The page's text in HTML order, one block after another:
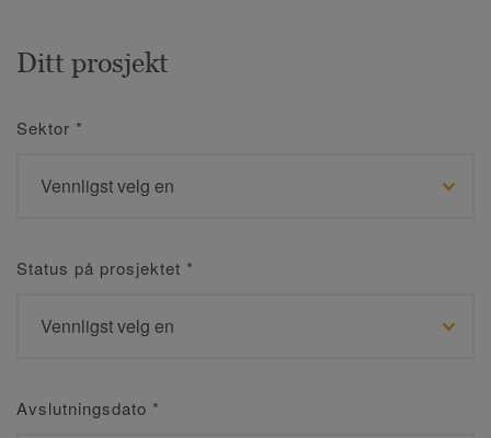
Ditt prosjekt
Sektor *
Status på prosjektet *
Avslutningsdato *